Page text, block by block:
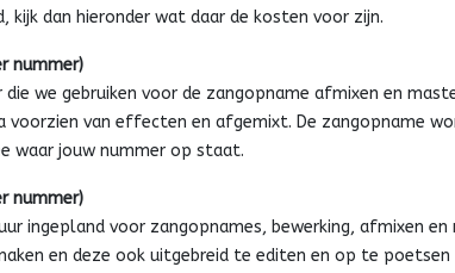
kijk dan hieronder wat daar de kosten voor zijn.
nummer)
die we gebruiken voor de zangopname afmixen en
voorzien van effecten en afgemixt. De zangopname
waar jouw nummer op staat.
nummer)
ingepland voor zangopnames, bewerking, afmixen
en deze ook uitgebreid te editen en op te